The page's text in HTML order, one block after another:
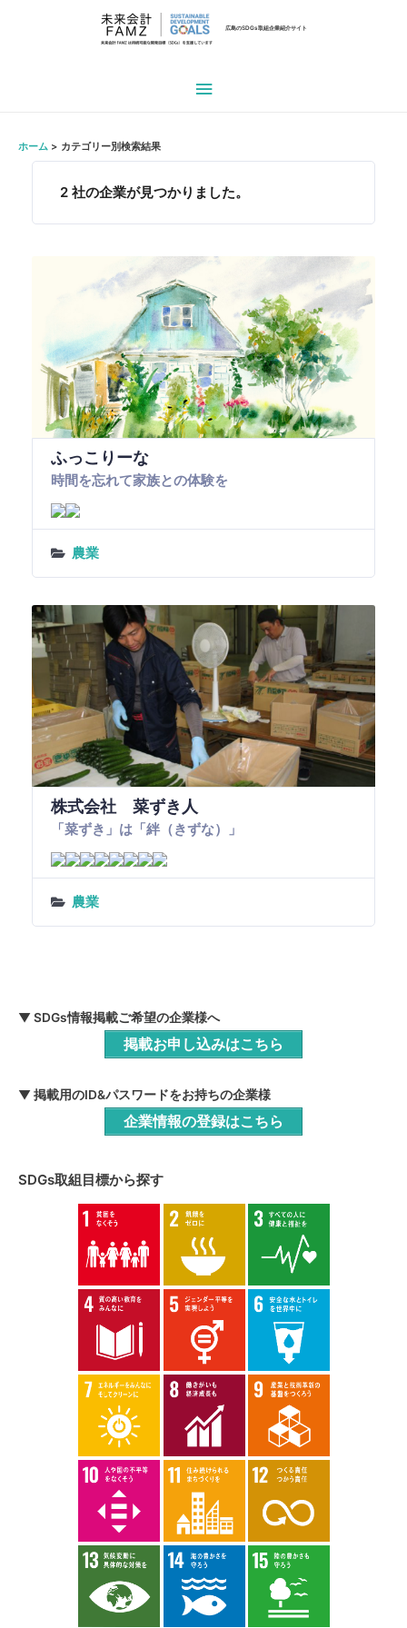
広島のSDGs取組企業紹介サイト
メ
ン
メ
ュ
ー
ホーム カテゴリー別検索結果
2 社の企業が見つかりました。
ふっこりーな
時間を忘れて家族との体験を
農業
株式会社 菜ずき人
「菜ずき」は「絆（きずな）」
農業
▼ SDGs情報掲載ご希望の企業様へ
掲載お申し込みはこちら
▼ 掲載用のID&パスワードをお持ちの企業様
企業情報の登録はこちら
SDGs取組目標から探す